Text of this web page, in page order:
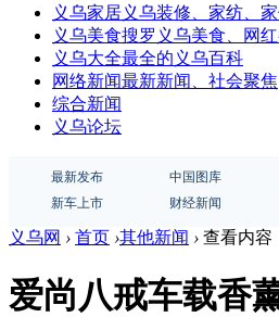
义乌家居义乌装修、家纺、
义乌美食搜罗义乌美食、网
义乌大全最全的义乌百科
网络新闻最新新闻、社会聚焦
综合新闻
义乌论坛
最新发布 中国图库
新车上市
财经新闻
义乌网 › 首页 ›其他新闻 › 查看内容
爱尚八戒车载香